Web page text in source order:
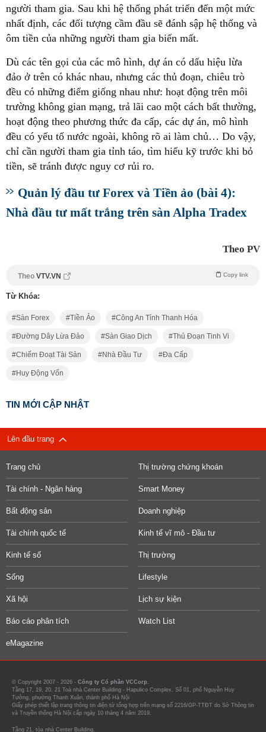
người tham gia. Sau khi hệ thống phát triển đến một mức
nhất định, các đối tượng cầm đầu sẽ đánh sập hệ thống và
ôm tiền của những người tham gia biến mất.
Dù các tên gọi của các mô hình, dự án có dấu hiệu lừa
đảo ở trên có khác nhau, nhưng các thủ đoạn, chiêu trò
đều có những điểm giống nhau như: hoạt động trên môi
trường không gian mạng, trả lãi cao một cách bất thường,
hoạt động theo phương thức đa cấp, các dự án, mô hình
đều có yếu tố nước ngoài, không rõ ai làm chủ… Do vậy,
chỉ cần người tham gia tỉnh táo, tìm hiểu kỹ trước khi bỏ
tiền, sẽ tránh được nguy cơ rủi ro.
Quản lý đầu tư Forex và Tiền ảo (bài 4):
Nhà đầu tư mất trắng trên sàn Alpha Tradex
Theo PV
Theo VTV.VN Copy link
Từ Khóa:
Sàn Forex Tiền Ảo Công An Tỉnh Thanh Hóa
Đường Dây Lừa Đảo Sàn Giao Dịch Thủ Đoạn Tinh Vi
Chiếm Đoạt Tài Sản Nhà Đầu Tư Đa Cấp
Huy Động Vốn
TIN MỚI CẬP NHẬT
Lên đầu trang
Trang chủ Thị trường chứng khoán
Tài chính - Ngân hàng Smart Money
Bất động sản Doanh nghiệp
Tài chính quốc tế Kinh tế vĩ mô - Đầu tư
Kinh tế số Thị trường
Sống Lifestyle
Xã hội Lịch sự kiện
Báo cáo phân tích Watch List
eMagazine
© Copyright 2007 - 2026 - Công ty Cổ phần VCCorp.
Tầng 17, 19, 20, 21 Toà nhà Center Building - Hapulico Complex, Số 01, phố Nguyễn Huy
Tưởng, phường Thanh Xuân, thành phố Hà Nội
Giấy phép thiết lập trang thông tin điện tử tổng hợp trên mạng số 2216/GP-TTĐT do Sở Thông tin
và Truyền thông Hà Nội cấp ngày 10 tháng 4 năm 2019.
Tầng 21, tòa nhà Center Building.